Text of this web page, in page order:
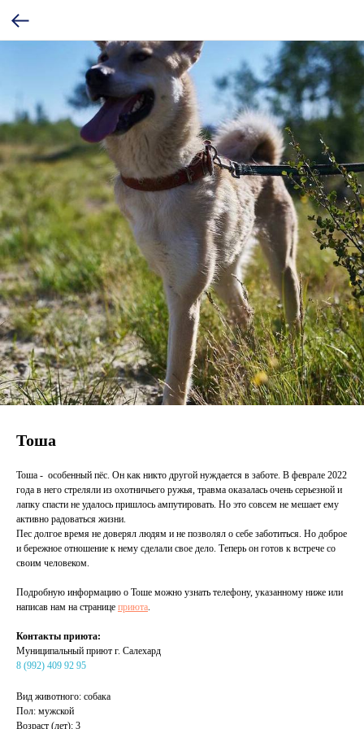
Тоша
Тоша - особенный пёс. Он как никто другой нуждается в заботе. В феврале 2022
года в него стреляли из охотничьего ружья, травма оказалась очень серьезной и
лапку спасти не удалось пришлось ампутировать. Но это совсем не мешает ему
активно радоваться жизни.
Пес долгое время не доверял людям и не позволял о себе заботиться. Но доброе
и бережное отношение к нему сделали свое дело. Теперь он готов к встрече со
своим человеком.
Подробную информацию о Тоше можно узнать телефону, указанному ниже или
написав нам на странице приюта.
Контакты приюта:
Муниципальный приют г. Салехард
8 (992) 409 92 95
Вид животного: собака
Пол: мужской
Возраст (лет): 3